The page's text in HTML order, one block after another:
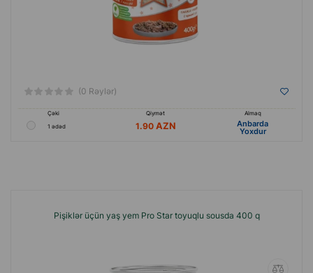
(0 Rəylər)
Çəki Qiymət
Almaq
1 ədəd
1.90 Anbarda
Yoxdur
Pişiklər üçün yaş yem Pro Star toyuqlu sousda 400 q